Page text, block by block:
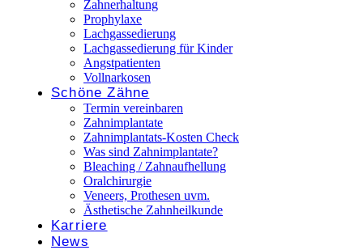
Zahnerhaltung
Prophylaxe
Lachgassedierung
Lachgassedierung für Kinder
Angstpatienten
Vollnarkosen
Schöne Zähne
Termin vereinbaren
Zahnimplantate
Zahnimplantats-Kosten Check
Was sind Zahnimplantate?
Bleaching / Zahnaufhellung
Oralchirurgie
Veneers, Prothesen uvm.
Ästhetische Zahnheilkunde
Karriere
News